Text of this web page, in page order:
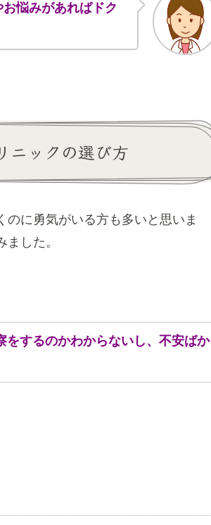
悩みがあればドク
ニックの選び方
に勇気がいる方も多いと思いま
した。
をするのかわからないし、不安ばか